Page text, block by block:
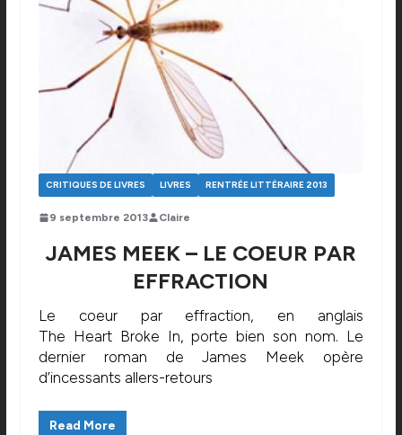
CRITIQUES DE LIVRES LIVRES RENTRÉE LITTÉRAIRE 2013
9 septembre 2013 Claire
JAMES MEEK – LE COEUR PAR
EFFRACTION
Le coeur par effraction, en anglais
The Heart Broke In, porte bien son nom. Le
dernier roman de James Meek opère
d’incessants allers-retours
Read More